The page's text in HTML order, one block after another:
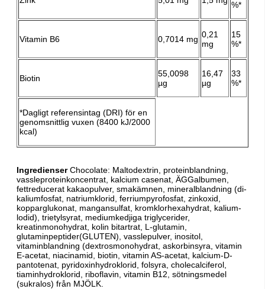
%*
Vitamin B6 0,7014 mg 0,21
mg
15
%*
Biotin
55,0098
µg
16,47
µg
33
%*
*Dagligt referensintag (DRI) för en
genomsnittlig vuxen (8400 kJ/2000
kcal)
IngredienserChocolate: Maltodextrin, proteinblandning,
vassleproteinkoncentrat, kalcium casenat, ÄGGalbumen,
fettreducerat kakaopulver, smakämnen, mineralblandning (di-
kaliumfosfat, natriumklorid, ferriumpyrofosfat, zinkoxid,
kopparglukonat, mangansulfat, kromklorhexahydrat, kalium-
lodid), trietylsyrat, mediumkedjiga triglycerider,
kreatinmonohydrat, kolin bitartrat, L-glutamin,
glutaminpeptider(GLUTEN), vasslepulver, inositol,
vitaminblandning (dextrosmonohydrat, askorbinsyra, vitamin
E-acetat, niacinamid, biotin, vitamin AS-acetat, kalcium-D-
pantotenat, pyridoxinhydroklorid, folsyra, cholecalciferol,
tiaminhydroklorid, riboflavin, vitamin B12, sötningsmedel
(sukralos) från MJÖLK.